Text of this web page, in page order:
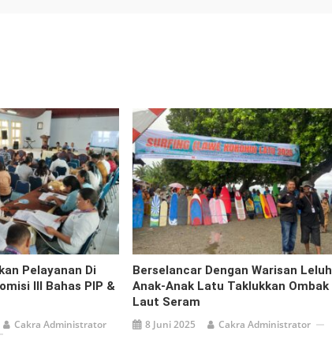
Pelayanan Di
III Bahas PIP &
Cakra Administrator
Berselancar Dengan Warisan
Anak-Anak Latu Taklukkan Ombak
Laut Seram
8 Juni 2025 Cakra Administrator